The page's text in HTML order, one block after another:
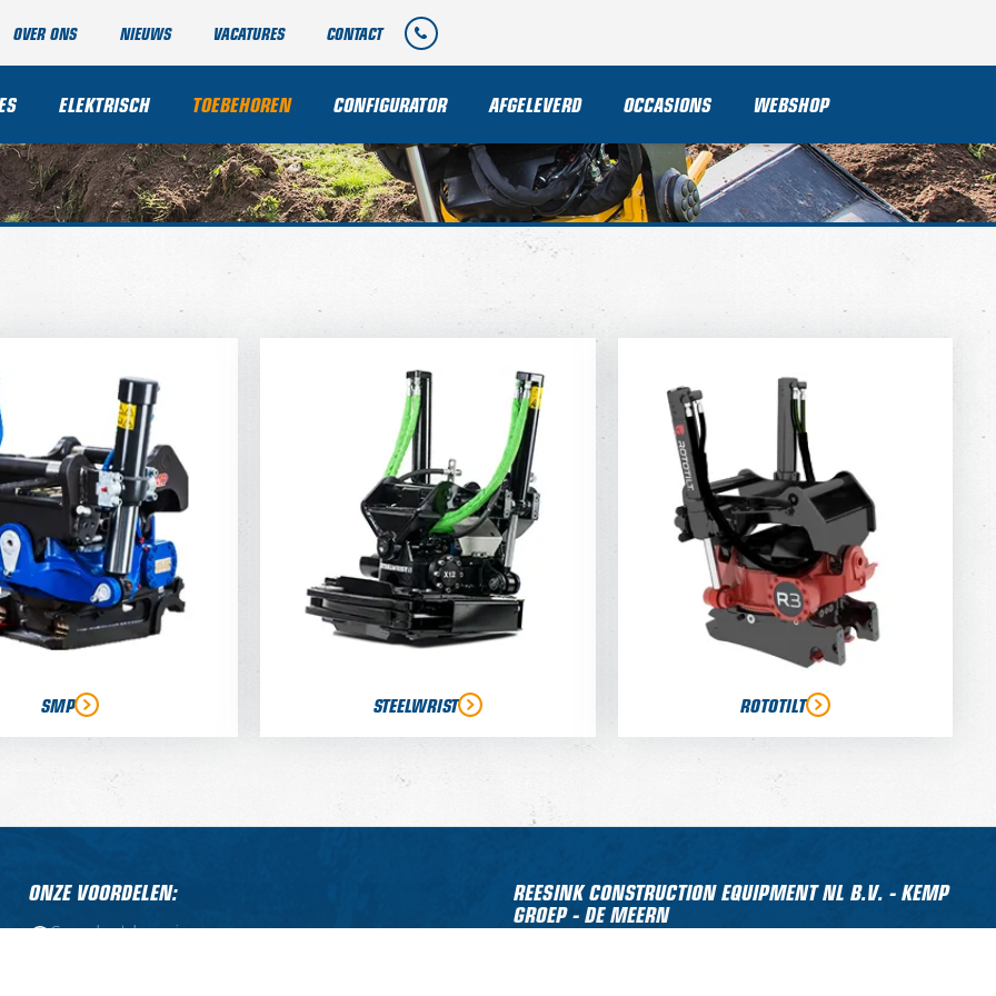
OVER ONS NIEUWS VACATURES CONTACT
ELEKTRISCH TOEBEHOREN CONFIGURATOR AFGELEVERD OCCASIONS WEBSHOP
SMP STEELWRIST ROTOTILT
ONZE VOORDELEN:
Compleet leveringsprogramma
REESINK CONSTRUCTION EQUIPMENT NL B.V. - KEMP
GROEP - DE MEERN